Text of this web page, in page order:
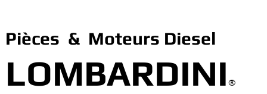
Pièces & Moteurs Diesel
LOMBARDINI ®